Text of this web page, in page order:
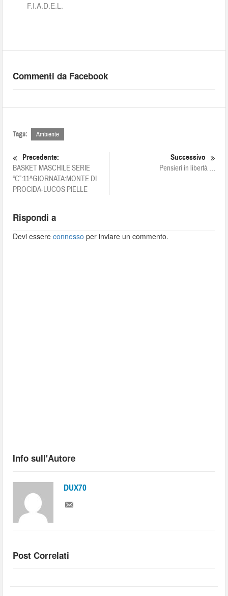
F.I.A.D.E.L.
Commenti da Facebook
Tags: Ambiente
Precedente:
BASKET MASCHILE SERIE
“C”:11^GIORNATA:MONTE DI
PROCIDA-LUCOS PIELLE
Successivo
Pensieri in libertà …
Rispondi a
Devi essereconnesso per inviare un commento.
Info sull'Autore
DUX70
Post Correlati